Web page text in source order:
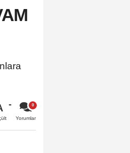
Yorumlar